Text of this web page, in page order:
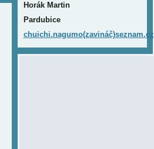
Horák Martin
Pardubice
chuichi.nagumo(zavináč)seznam.cz